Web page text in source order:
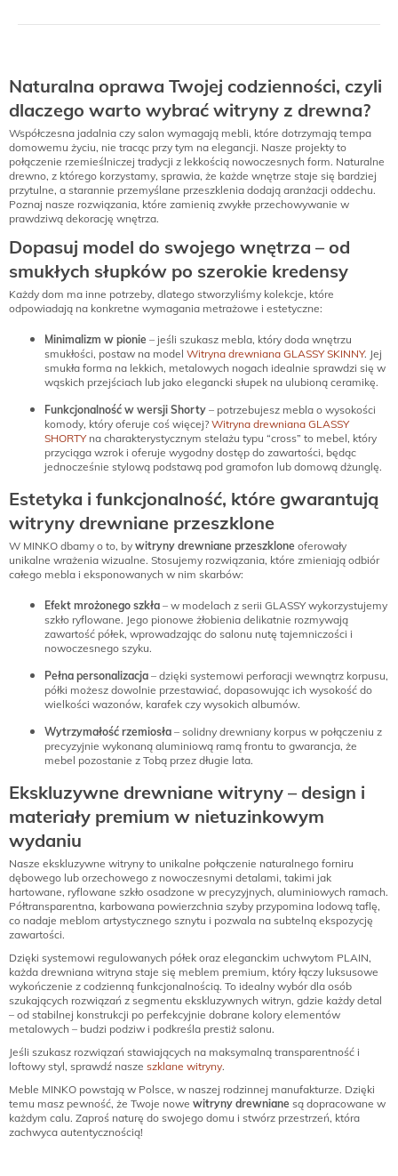
Naturalna oprawa Twojej codzienności, czyli
dlaczego warto wybrać witryny z drewna?
Współczesna jadalnia czy salon wymagają mebli, które dotrzymają tempa
domowemu życiu, nie tracąc przy tym na elegancji. Nasze projekty to
połączenie rzemieślniczej tradycji z lekkością nowoczesnych form. Naturalne
drewno, z którego korzystamy, sprawia, że każde wnętrze staje się bardziej
przytulne, a starannie przemyślane przeszklenia dodają aranżacji oddechu.
Poznaj nasze rozwiązania, które zamienią zwykłe przechowywanie w
prawdziwą dekorację wnętrza.
Dopasuj model do swojego wnętrza – od
smukłych słupków po szerokie kredensy
Każdy dom ma inne potrzeby, dlatego stworzyliśmy kolekcje, które
odpowiadają na konkretne wymagania metrażowe i estetyczne:
Minimalizm w pionie – jeśli szukasz mebla, który doda wnętrzu
smukłości, postaw na model Witryna drewniana GLASSY SKINNY. Jej
smukła forma na lekkich, metalowych nogach idealnie sprawdzi się w
wąskich przejściach lub jako elegancki słupek na ulubioną ceramikę.
Funkcjonalność w wersji Shorty – potrzebujesz mebla o wysokości
komody, który oferuje coś więcej? Witryna drewniana GLASSY
SHORTYna charakterystycznym stelażu typu “cross” to mebel, który
przyciąga wzrok i oferuje wygodny dostęp do zawartości, będąc
jednocześnie stylową podstawą pod gramofon lub domową dżunglę.
Estetyka i funkcjonalność, które gwarantują
witryny drewniane przeszklone
W MINKO dbamy o to, by witryny drewniane przeszklone oferowały
unikalne wrażenia wizualne. Stosujemy rozwiązania, które zmieniają odbiór
całego mebla i eksponowanych w nim skarbów:
Efekt mrożonego szkła – w modelach z serii GLASSY wykorzystujemy
szkło ryflowane. Jego pionowe żłobienia delikatnie rozmywają
zawartość półek, wprowadzając do salonu nutę tajemniczości i
nowoczesnego szyku.
Pełna personalizacja – dzięki systemowi perforacji wewnątrz korpusu,
półki możesz dowolnie przestawiać, dopasowując ich wysokość do
wielkości wazonów, karafek czy wysokich albumów.
Wytrzymałość rzemiosła – solidny drewniany korpus w połączeniu z
precyzyjnie wykonaną aluminiową ramą frontu to gwarancja, że
mebel pozostanie z Tobą przez długie lata.
Ekskluzywne drewniane witryny – design i
materiały premium w nietuzinkowym
wydaniu
Nasze ekskluzywne witryny to unikalne połączenie naturalnego forniru
dębowego lub orzechowego z nowoczesnymi detalami, takimi jak
hartowane, ryflowane szkło osadzone w precyzyjnych, aluminiowych ramach.
Półtransparentna, karbowana powierzchnia szyby przypomina lodową taflę,
co nadaje meblom artystycznego sznytu i pozwala na subtelną ekspozycję
zawartości.
Dzięki systemowi regulowanych półek oraz eleganckim uchwytom PLAIN,
każda drewniana witryna staje się meblem premium, który łączy luksusowe
wykończenie z codzienną funkcjonalnością. To idealny wybór dla osób
szukających rozwiązań z segmentu ekskluzywnych witryn, gdzie każdy detal
– od stabilnej konstrukcji po perfekcyjnie dobrane kolory elementów
metalowych – budzi podziw i podkreśla prestiż salonu.
Jeśli szukasz rozwiązań stawiających na maksymalną transparentność i
loftowy styl, sprawdź nasze szklane witryny.
Meble MINKO powstają w Polsce, w naszej rodzinnej manufakturze. Dzięki
temu masz pewność, że Twoje nowe witryny drewniane są dopracowane w
każdym calu. Zaproś naturę do swojego domu i stwórz przestrzeń, która
zachwyca autentycznością!